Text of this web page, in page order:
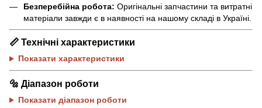
Безперебійна робота: Оригінальні запчастини та витратні
матеріали завжди є в наявності на нашому складі в Україні.
📏 Технічні характеристики
Показати характеристики
🔩 Діапазон роботи
Показати діапазон роботи